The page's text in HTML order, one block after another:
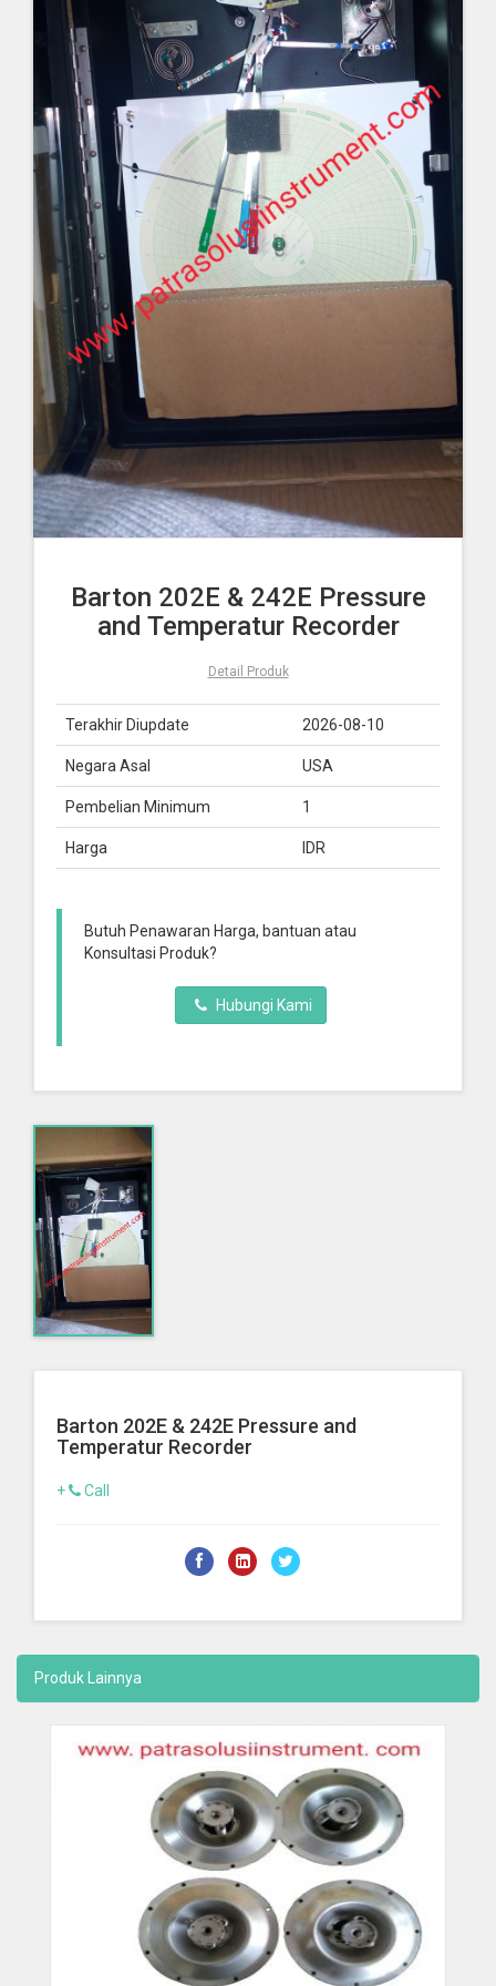
Barton 202E & 242E Pressure
and Temperatur Recorder
Detail Produk
Terakhir Diupdate 2026-08-10
Negara Asal USA
Pembelian Minimum 1
Harga IDR
Butuh Penawaran Harga, bantuan atau
Konsultasi Produk?
Hubungi Kami
Barton 202E & 242E Pressure and
Temperatur Recorder
+ Call
Produk Lainnya